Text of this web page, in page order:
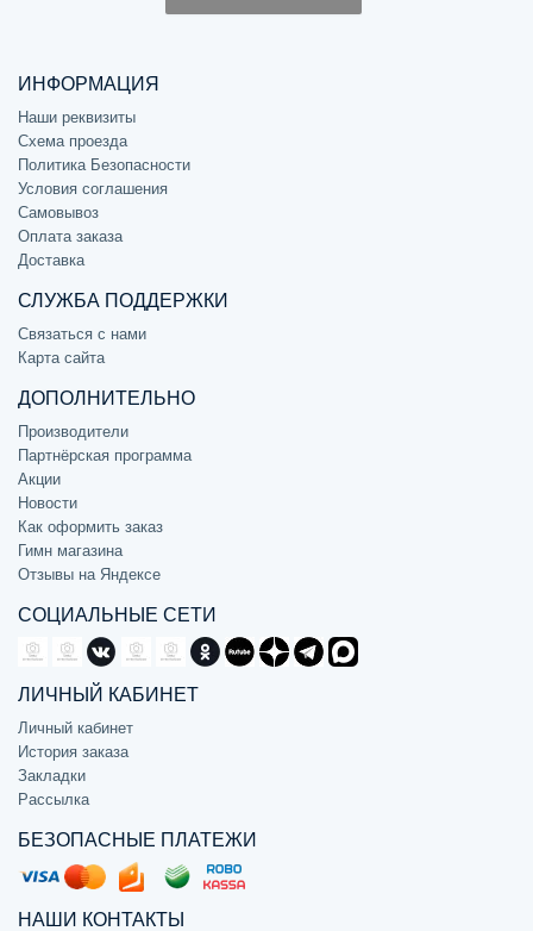
ИНФОРМАЦИЯ
Наши реквизиты
Схема проезда
Политика Безопасности
Условия соглашения
Самовывоз
Оплата заказа
Доставка
СЛУЖБА ПОДДЕРЖКИ
Связаться с нами
Карта сайта
ДОПОЛНИТЕЛЬНО
Производители
Партнёрская программа
Акции
Новости
Как оформить заказ
Гимн магазина
Отзывы на Яндексе
СОЦИАЛЬНЫЕ СЕТИ
ЛИЧНЫЙ КАБИНЕТ
Личный кабинет
История заказа
Закладки
Рассылка
БЕЗОПАСНЫЕ ПЛАТЕЖИ
НАШИ КОНТАКТЫ